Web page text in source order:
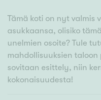
Tämä koti on nyt valmis
asukkaansa, olisiko
unelmien osoite? Tule
mahdollisuuksien
sovitaan esittely, niin
kokonaisuudesta!